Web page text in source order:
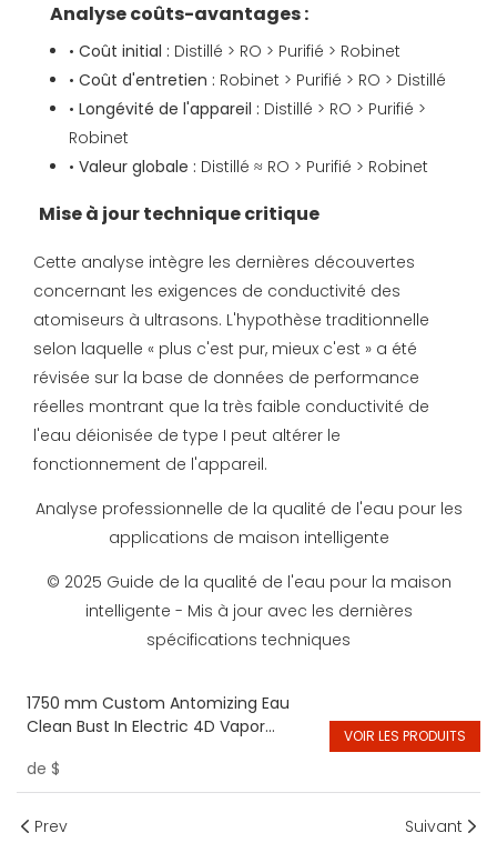
Analyse coûts-avantages :
• Coût initial : Distillé > RO > Purifié > Robinet
• Coût d'entretien : Robinet > Purifié > RO > Distillé
• Longévité de l'appareil : Distillé > RO > Purifié >
Robinet
• Valeur globale : Distillé ≈ RO > Purifié > Robinet
Mise à jour technique critique
Cette analyse intègre les dernières découvertes
concernant les exigences de conductivité des
atomiseurs à ultrasons. L'hypothèse traditionnelle
selon laquelle « plus c'est pur, mieux c'est » a été
révisée sur la base de données de performance
réelles montrant que la très faible conductivité de
l'eau déionisée de type I peut altérer le
fonctionnement de l'appareil.
Analyse professionnelle de la qualité de l'eau pour les
applications de maison intelligente
© 2025 Guide de la qualité de l'eau pour la maison
intelligente - Mis à jour avec les dernières
spécifications techniques
1750 mm Custom Antomizing Eau
Clean Bust In Electric 4D Vapor
de $
VOIR LES PRODUITS
Prev Suivant